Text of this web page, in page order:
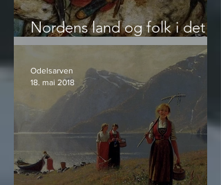
Nordens land og folk i det
femte århundre
Odelsarven
18. mai 2018